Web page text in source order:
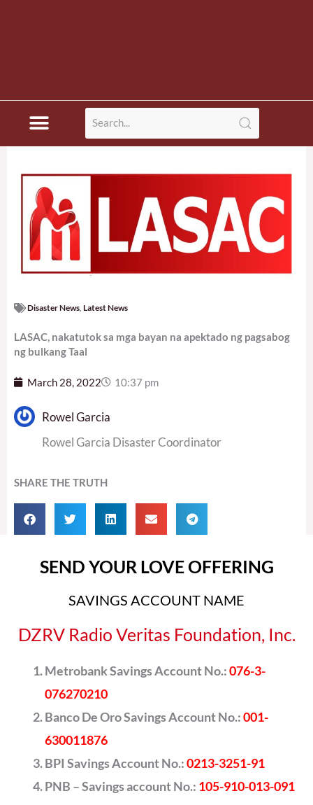
Disaster News Latest News
LASAC, nakatutok sa mga bayan na apektado ng pagsabog
ng bulkang Taal
March 28, 2022 10:37 pm
Rowel Garcia
Rowel Garcia Disaster Coordinator
SHARE THE TRUTH
SEND YOUR LOVE OFFERING
SAVINGS ACCOUNT NAME
DZRV Radio Veritas Foundation, Inc.
Metrobank Savings Account No.:076-3-
076270210
Banco De Oro Savings Account No.:001-
630011876
BPI Savings Account No.:0213-3251-91
PNB – Savings account No.: 105-910-013-091